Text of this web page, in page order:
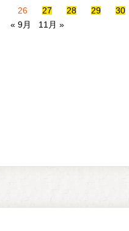
26
27 28 29 30
« 9月
11月 »